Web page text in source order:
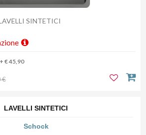
SINTETICI
+ € 45,90
€
LAVELLI SINTETICI
Schock